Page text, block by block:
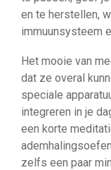
en te herstellen,
immuunsysteem
Het mooie van
dat ze overal
speciale
integreren in je
een korte
zelfs een paar